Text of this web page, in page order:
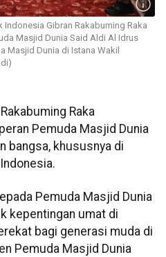
Gibran Rakabuming Raka
Masjid Dunia Said Aldi Al Idrus
Masjid Dunia di Istana Wakil
Raka
Pemuda Masjid Dunia
bangsa, khususnya di
Pemuda Masjid Dunia
kepentingan umat di
bagi generasi muda di
Pemuda Masjid Dunia